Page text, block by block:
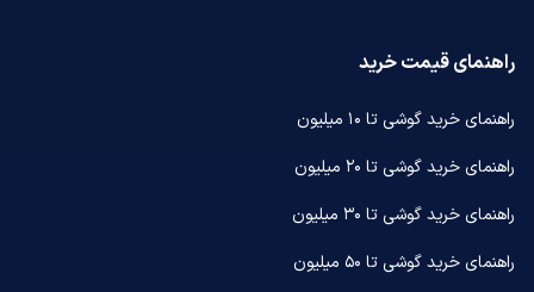
راهنمای قیمت خرید
راهنمای خرید گوشی تا ۱۰ میلیون
راهنمای خرید گوشی تا ۲۰ میلیون
راهنمای خرید گوشی تا ۳۰ میلیون
راهنمای خرید گوشی تا ۵۰ میلیون